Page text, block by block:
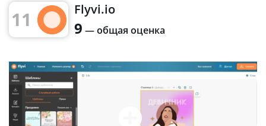
11 Flyvi.io
9 — общая оценка